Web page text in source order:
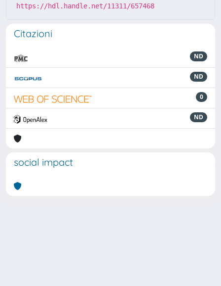
https://hdl.handle.net/11311/657468
Citazioni
ND
ND
0
ND
social impact